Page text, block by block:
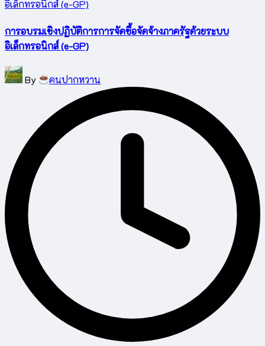
การอบรมเชิงปฏิบัติการการจัดซื้อจัดจ้างภาครัฐด้วยระบบ
อิเล็กทรอนิกส์ (e-GP)
Posted
by
By คนปากหวาน